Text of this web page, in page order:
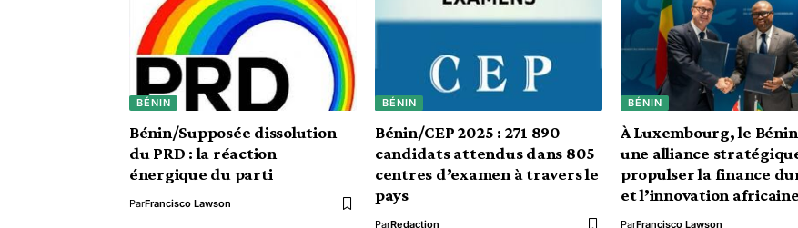
BÉNIN
Bénin/Supposée dissolution
du PRD : la réaction
énergique du parti
ParFrancisco Lawson
BÉNIN
Bénin/CEP 2025 : 271 890
candidats attendus dans 805
centres d’examen à travers le
pays
ParRedaction
BÉNIN
À Luxembourg, le
une alliance
propulser la finance
et l’innovation africaine
ParFrancisco Lawson